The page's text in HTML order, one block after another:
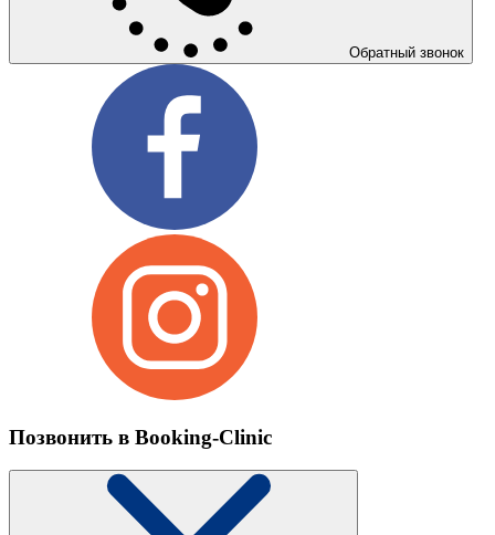
Обратный звонок
Позвонить в Booking-Clinic